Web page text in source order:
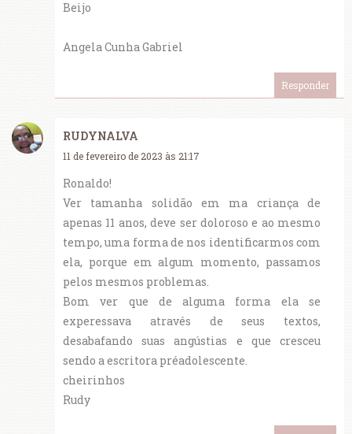
Beijo
Angela Cunha Gabriel
Responder
RUDYNALVA
11 de fevereiro de 2023 às 21:17
Ronaldo!
Ver tamanha solidão em ma criança de
apenas 11 anos, deve ser doloroso e ao mesmo
tempo, uma forma de nos identificarmos com
ela, porque em algum momento, passamos
pelos mesmos problemas.
Bom ver que de alguma forma ela se
experessava através de seus textos,
desabafando suas angústias e que cresceu
sendo a escritora préadolescente.
cheirinhos
Rudy